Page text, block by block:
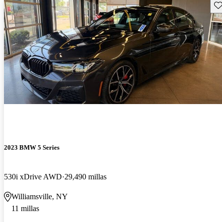
2023 BMW 5 Series
530i xDrive AWD 29,490 millas
Williamsville, NY
11 millas